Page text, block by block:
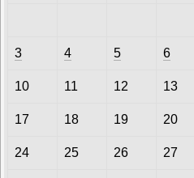
3 4 5 6
10 11 12 13
17 18 19 20
24 25 26 27